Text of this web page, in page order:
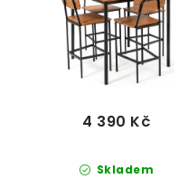
Skladem
4 390 Kč